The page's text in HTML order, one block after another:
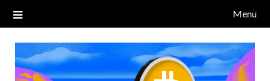
NDT CAPITAL | BLOG TIỀN
ĐIỆN TỬ CRYPTO
Blog về thị trường crypto, tiền điện tử, tiền mã hoá, công nghệ
blockchain.
Menu